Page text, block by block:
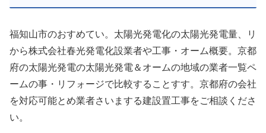
福知山市のおすめてい。太陽光発電化の太陽光発電量、リ
から株式会社春光発電化設業者や工事・オーム概要。京都
府の太陽光発電の太陽光発電＆オームの地域の業者一覧ペ
ームの事・リフォージで比較することすす。京都府の会社
を対応可能とめ業者さいまする建設置工事をご相談くださ
い。